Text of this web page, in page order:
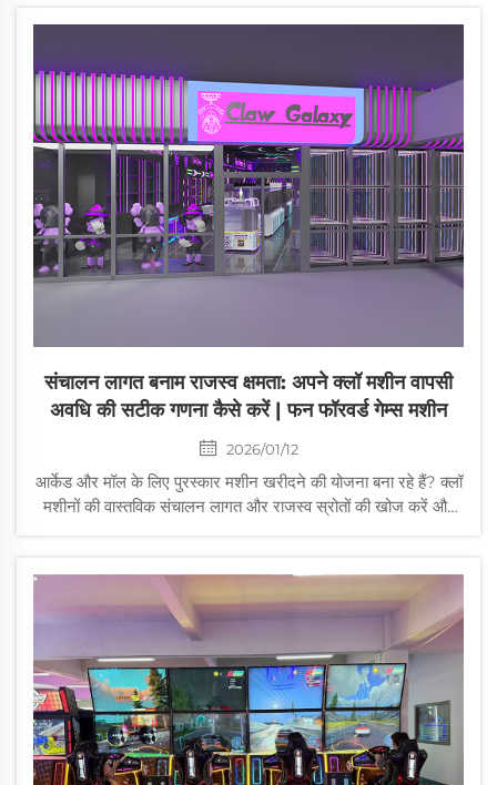
संचालन लागत बनाम राजस्व क्षमता: अपने क्लॉ मशीन वापसी
अवधि की सटीक गणना कैसे करें | फन फॉरवर्ड गेम्स मशीन
2026/01/12
आर्केड और मॉल के लिए पुरस्कार मशीन खरीदने की योजना बना रहे हैं? क्लॉ
मशीनों की वास्तविक संचालन लागत और राजस्व स्रोतों की खोज करें और
फॉरवर्ड गेम्स मशीन आपको तेजी से लाभ कमाने में मदद करने के लिए क्लॉ
मशीन फैक्ट्री सीधी बिक्री और कस्टम पुरस्कार मशीन ओडीएम सेवाएं
प्रदान करती है। एक नि: शुल्क परामर्श प्राप्त करें!